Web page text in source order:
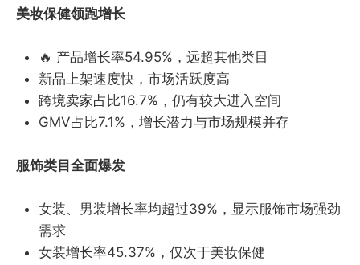
美妆保健领跑增长
🔥 产品增长率54.95%，远超其他类目
新品上架速度快，市场活跃度高
跨境卖家占比16.7%，仍有较大进入空间
GMV占比7.1%，增长潜力与市场规模并存
服饰类目全面爆发
女装、男装增长率均超过39%，显示服饰市场强劲
需求
女装增长率45.37%，仅次于美妆保健